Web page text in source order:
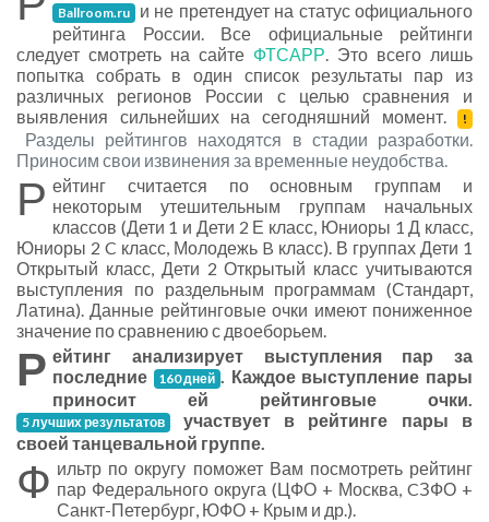
Ballroom.ru и не претендует на статус официального
рейтинга России. Все официальные рейтинги
следует смотреть на сайте ФТСАРР. Это всего лишь
попытка собрать в один список результаты пар из
различных регионов России с целью сравнения и
выявления сильнейших на сегодняшний момент. !
Разделы рейтингов находятся в стадии разработки.
Приносим свои извинения за временные неудобства.
Р ейтинг считается по основным группам и
некоторым утешительным группам начальных
классов (Дети 1 и Дети 2 Е класс, Юниоры 1 Д класс,
Юниоры 2 C класс, Молодежь B класс). В группах Дети 1
Открытый класс, Дети 2 Открытый класс учитываются
выступления по раздельным программам (Стандарт,
Латина). Данные рейтинговые очки имеют пониженное
значение по сравнению с двоеборьем.
Р ейтинг анализирует выступления пар за
последние
160 дней . Каждое выступление пары
приносит ей рейтинговые очки.
5 лучших результатов участвует в рейтинге пары в
своей танцевальной группе.
Ф ильтр по округу поможет Вам посмотреть рейтинг
пар Федерального округа (ЦФО + Москва, CЗФО +
Санкт-Петербург, ЮФО + Крым и др.).